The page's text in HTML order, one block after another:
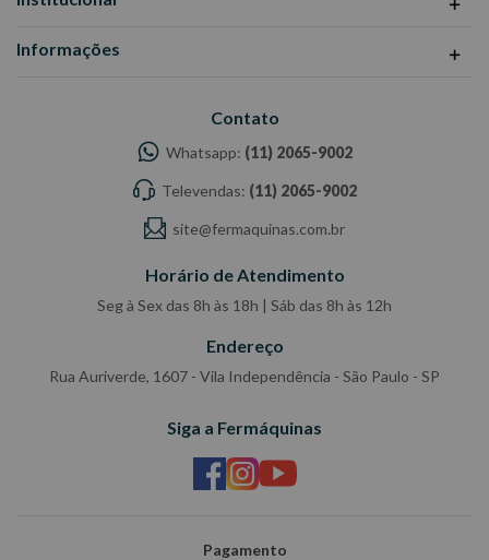
Informações
Contato
Whatsapp: (11) 2065-9002
Televendas: (11) 2065-9002
site@fermaquinas.com.br
Horário de Atendimento
Seg à Sex das 8h às 18h | Sáb das 8h às 12h
Endereço
Rua Auriverde, 1607 - Vila Independência - São Paulo - SP
Siga a Fermáquinas
Pagamento